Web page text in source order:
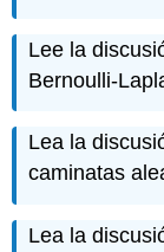
Lee la
Bernoulli-
Lea la
caminatas
Lea la